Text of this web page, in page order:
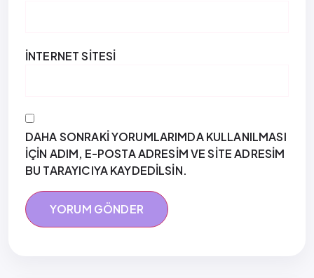
İNTERNET SITESI
DAHA SONRAKI YORUMLARIMDA KULLANILMASI
IÇIN ADIM, E-POSTA ADRESIM VE SITE ADRESIM
BU TARAYICIYA KAYDEDILSIN.